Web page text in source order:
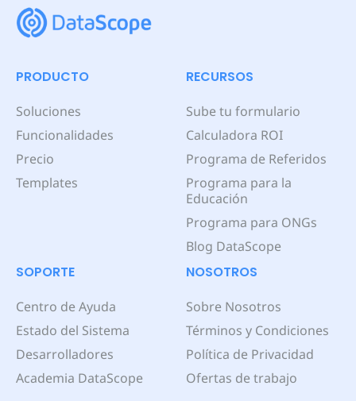
PRODUCTO
Soluciones
Funcionalidades
Precio
Templates
RECURSOS
Sube tu formulario
Calculadora ROI
Programa de Referidos
Programa para la
Educación
Programa para ONGs
Blog DataScope
SOPORTE
Centro de Ayuda
Estado del Sistema
Desarrolladores
Academia DataScope
NOSOTROS
Sobre Nosotros
Términos y Condiciones
Política de Privacidad
Ofertas de trabajo